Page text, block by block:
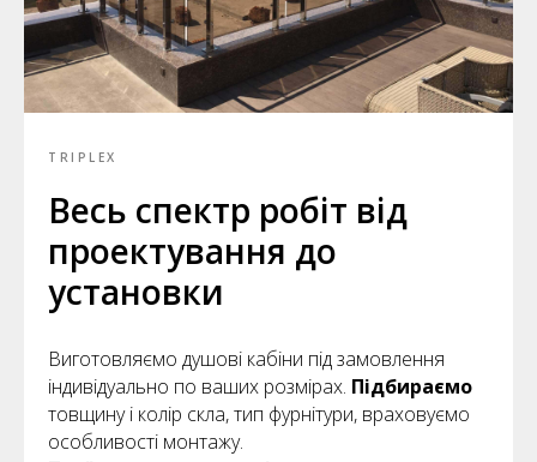
TRIPLEX
Весь спектр робіт від
проектування до
установки
Виготовляємо душові кабіни під замовлення
індивідуально по ваших розмірах. Підбираємо
товщину і колір скла, тип фурнітури, враховуємо
особливості монтажу.